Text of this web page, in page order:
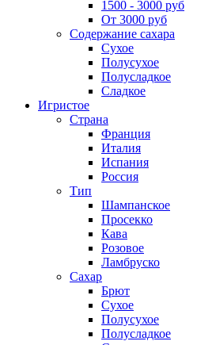
1500 - 3000 руб
От 3000 руб
Содержание сахара
Сухое
Полусухое
Полусладкое
Сладкое
Игристое
Страна
Франция
Италия
Испания
Россия
Тип
Шампанское
Просекко
Кава
Розовое
Ламбруско
Сахар
Брют
Сухое
Полусухое
Полусладкое